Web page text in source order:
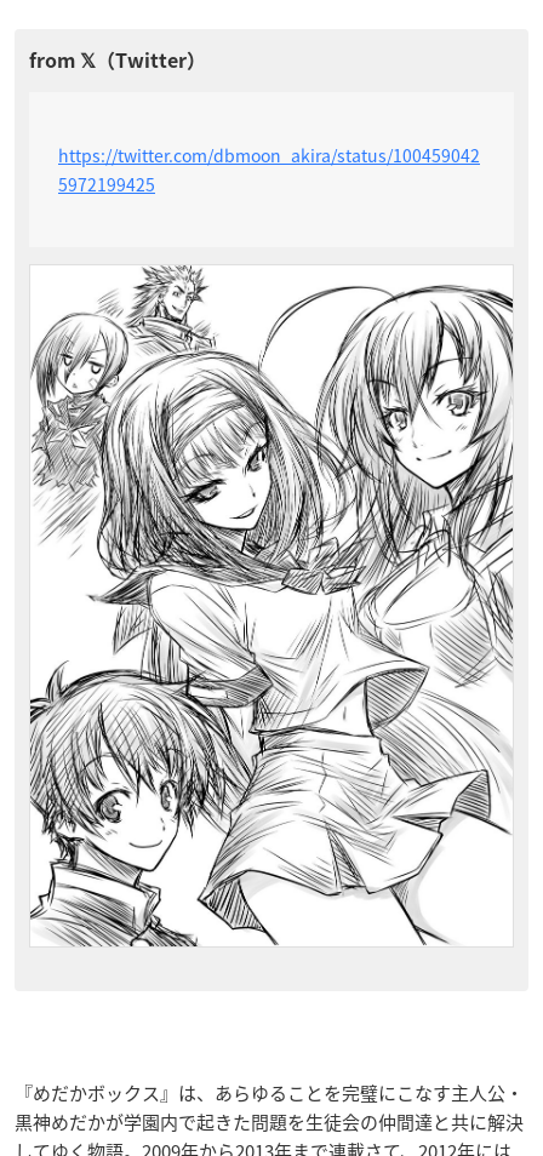
https://twitter.com/dbmoon_akira/status/100459042
5972199425
『めだかボックス』は、あらゆることを完璧にこなす主人公・
黒神めだかが学園内で起きた問題を生徒会の仲間達と共に解決